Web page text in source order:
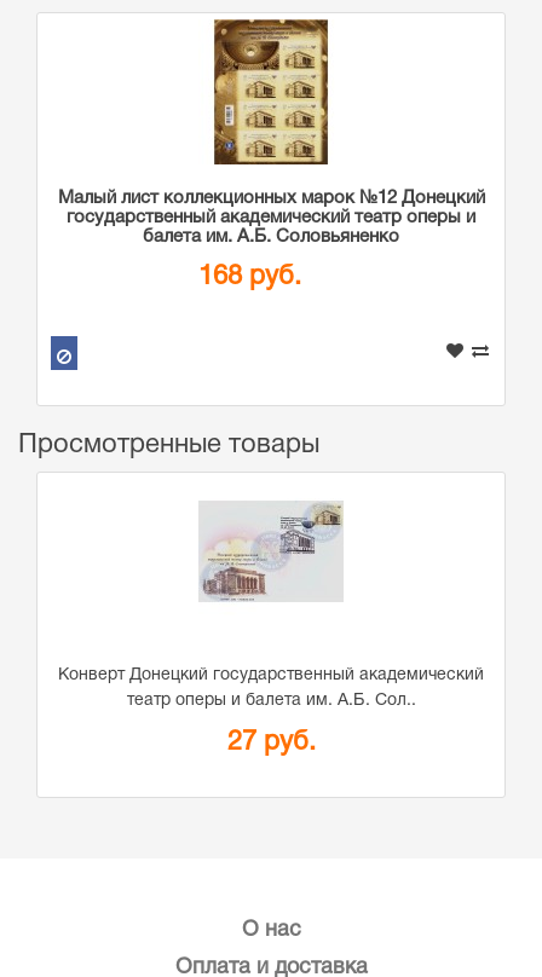
Малый лист коллекционных марок №12 Донецкий
государственный академический театр оперы и
балета им. А.Б. Соловьяненко
168 руб.
Просмотренные товары
Конверт Донецкий государственный академический
театр оперы и балета им. А.Б. Сол..
27 руб.
О нас
Оплата и доставка